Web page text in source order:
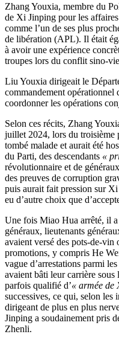
Zhang Youxia, membre du
de Xi Jinping pour les
comme l’un de ses plus
de libération (APL). Il était
à avoir une expérience
troupes lors du conflit sino-
Liu Youxia dirigeait le
commandement opérationnel
coordonner les opérations
Selon ces récits, Zhang
juillet 2024, lors du troisième
tombé malade et aurait été
du Parti, des descendants «
révolutionnaire et de
des preuves de corruption
puis aurait fait pression sur
eu d’autre choix que
Une fois Miao Hua arrêté, il
généraux, lieutenants
avaient versé des pots-de-
promotions, y compris He
vague d’arrestations parmi
avaient bâti leur carrière
parfois qualifié d’« armée de
successives, ce qui, selon
dirigeant de plus en plus
Jinping a soudainement pris
Zhenli.